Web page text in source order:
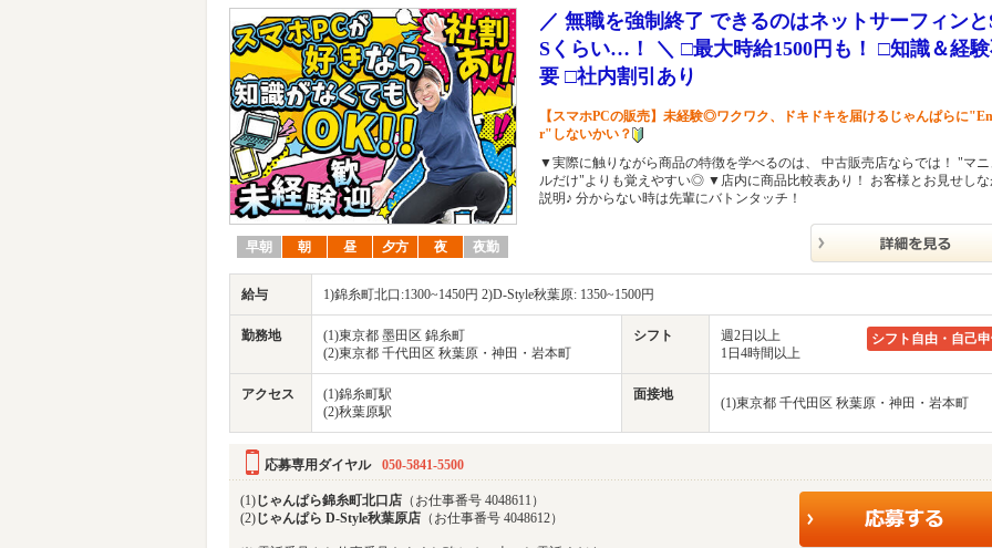
早朝 朝 昼 夕方 夜 夜勤
／ 無職を強制終了 できるのはネットサーフィンと
Sくらい…！ ＼ □最大時給1500円も！ □知識＆経
要 □社内割引あり
【スマホPCの販売】未経験◎ワクワク、ドキドキを届けるじゃんぱらに
r"しないかい？
▼実際に触りながら商品の特徴を学べるのは、 中古販売店ならでは！ "マニ
ルだけ"よりも覚えやすい◎ ▼店内に商品比較表あり！ お客様とお見せしな
説明♪ 分からない時は先輩にバトンタッチ！
給与 1)錦糸町北口:1300~1450円 2)D-Style秋葉原: 1350~1500円
勤務地
(1)東京都 墨田区 錦糸町
(2)東京都 千代田区 秋葉原・神田・岩本町
シフト
週2日以上
1日4時間以上
シフト自由・自己
アクセス
(1)錦糸町駅
(2)秋葉原駅
面接地
(1)東京都 千代田区 秋葉原・神田・岩本町
応募専用ダイヤル 050-5841-5500
(1)じゃんぱら錦糸町北口店 （お仕事番号 4048611）
(2)じゃんぱら D-Style秋葉原店 （お仕事番号 4048612）